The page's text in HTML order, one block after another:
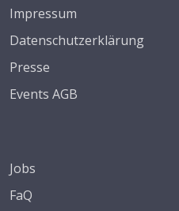
Impressum
Datenschutzerklärung
Presse
Events AGB
Jobs
FaQ